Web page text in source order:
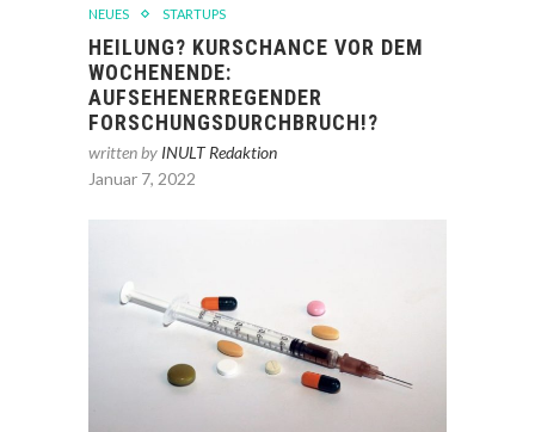
NEUES STARTUPS
HEILUNG? KURSCHANCE VOR DEM
WOCHENENDE:
AUFSEHENERREGENDER
FORSCHUNGSDURCHBRUCH!?
written by INULT Redaktion
Januar 7, 2022